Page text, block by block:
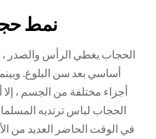
16 نمط
الحجاب يغطي الرأس والصدر
أساسي بعد سن البلوغ.
أجزاء مختلفة من الجسم ، إلا
الحجاب لباس ترتديه
في الوقت الحاضر العديد من